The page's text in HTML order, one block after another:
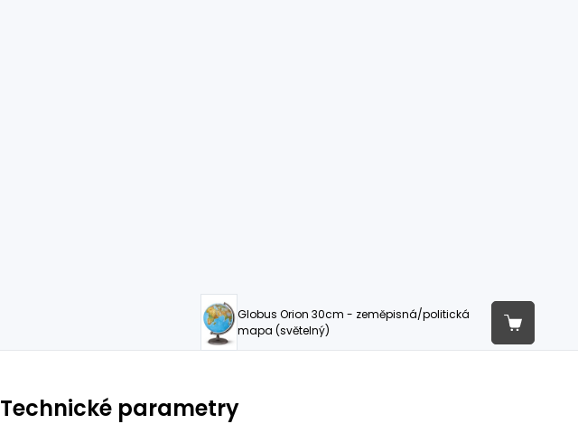
Globus Orion 30cm - zeměpisná/politická
mapa (světelný)
Technické parametry